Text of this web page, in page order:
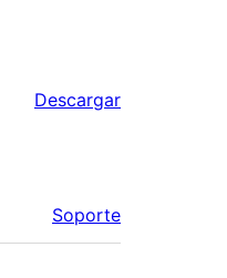
Descargar
Soporte